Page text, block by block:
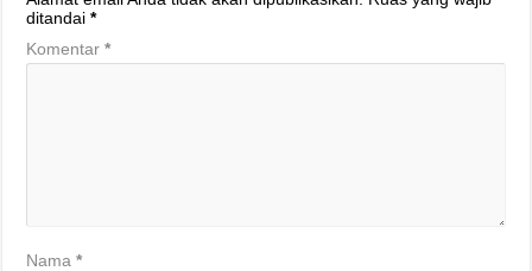
ditandai*
Komentar*
Nama*